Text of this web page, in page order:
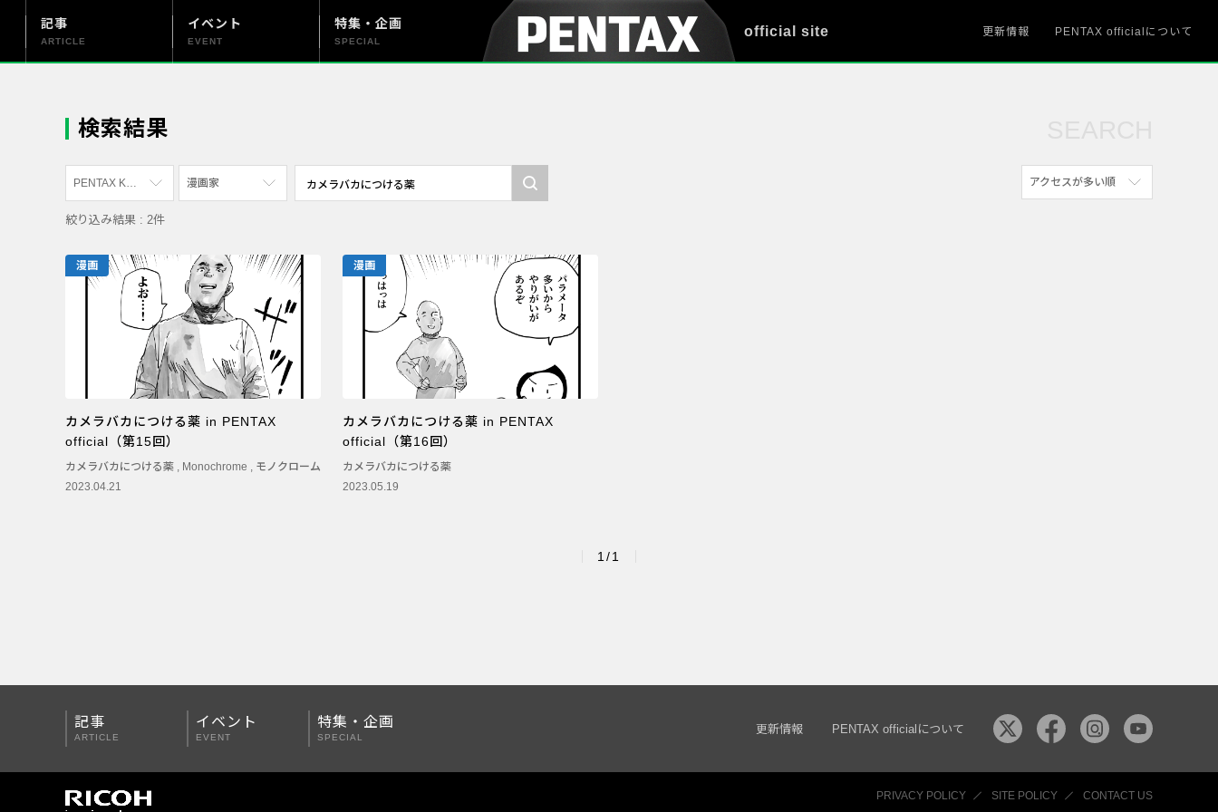
official site
記事
ARTICLE
イベント
EVENT
特集・企画
SPECIAL
更新情報 PENTAX officialについて
検索結果
PENTAX K-3 Mark III Monochrome
すべて
PENTAX K-70
PENTAX KF
PENTAX K-1
PENTAX K-3 Mark III Monochrome
PENTAX 17
PENTAX Qシリーズ
PENTAX K-3 Mark III
漫画家
写真家
社員
漫画家
アクセスが多い順
絞り込み結果 : 2件
漫画
カメラバカにつける薬 in PENTAX
official（第15回）
カメラバカにつける薬 Monochrome
モノクローム
2023.04.21
漫画
カメラバカにつける薬 in PENTAX
official（第16回）
カメラバカにつける薬
2023.05.19
1/1
記事
ARTICLE
イベント
EVENT
特集・企画
SPECIAL
更新情報 PENTAX officialについて
PRIVACY POLICY SITE POLICY CONTACT US